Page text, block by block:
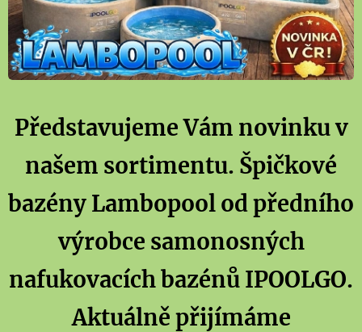
Představujeme Vám novinku v
našem sortimentu. Špičkové
bazény Lambopool od předního
výrobce samonosných
nafukovacích bazénů IPOOLGO.
Aktuálně přijímáme